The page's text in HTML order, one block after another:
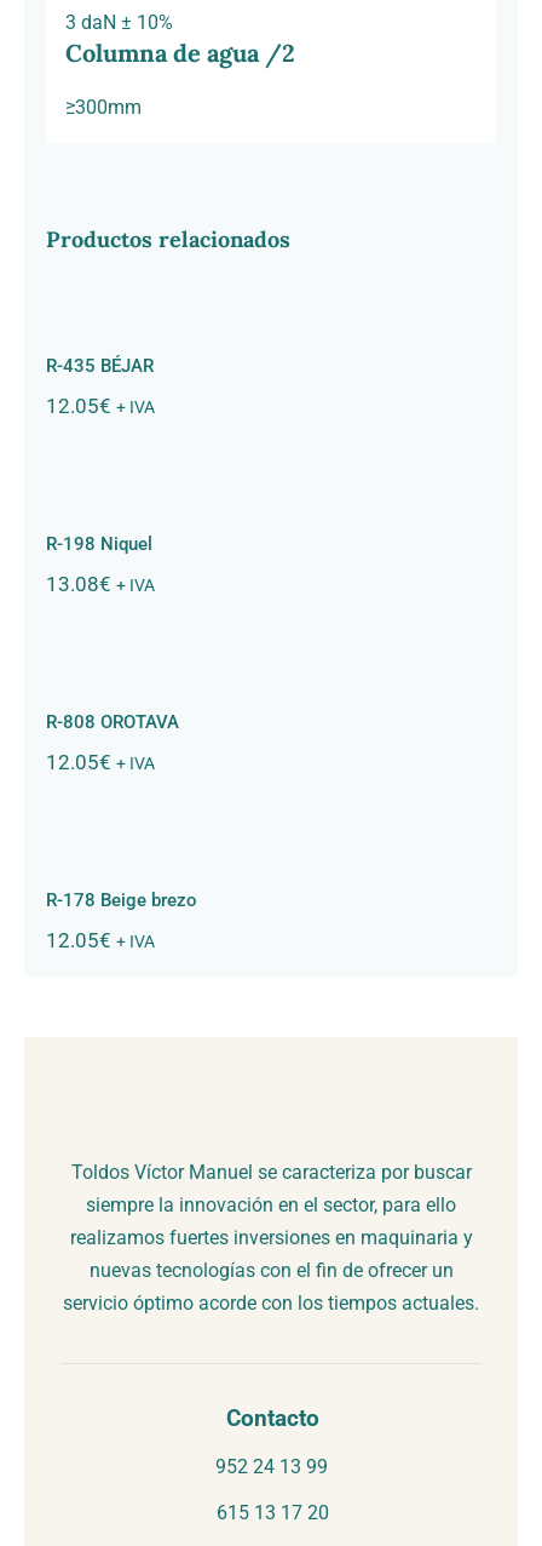
3 daN ± 10%
Columna de agua /2
≥300mm
Productos relacionados
R-435 BÉJAR
12.05€ + IVA
R-198 Niquel
13.08€ + IVA
R-808 OROTAVA
12.05€ + IVA
R-178 Beige brezo
12.05€ + IVA
Toldos Víctor Manuel se caracteriza por buscar
siempre la innovación en el sector, para ello
realizamos fuertes inversiones en maquinaria y
nuevas tecnologías con el fin de ofrecer un
servicio óptimo acorde con los tiempos actuales.
Contacto
952 24 13 99
615 13 17 20